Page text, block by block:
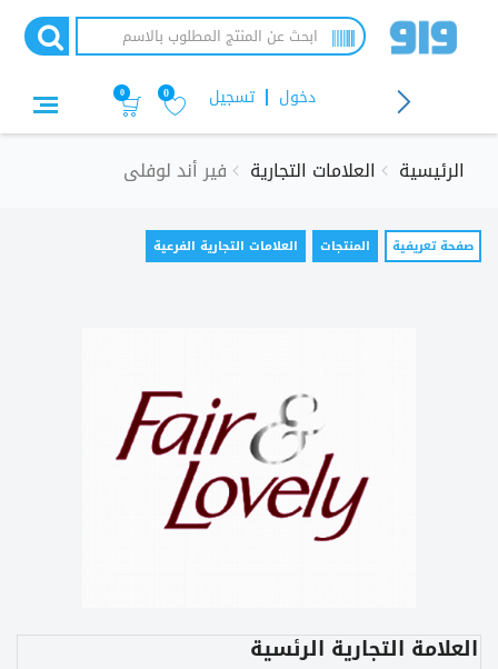
تسجيل دخول 0
0
الرئيسية العلامات التجارية فير أند لوفلى
التبويبات
صفحة تعريفية (علامة
التبويب
المنتجات العلامات التجارية الفرعية
العلامة التجارية الرئسية